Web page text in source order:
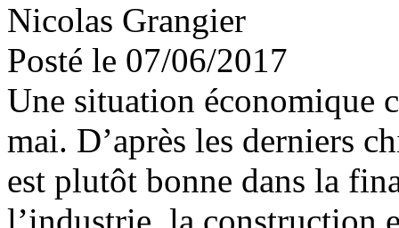
Nicolas Grangier
Posté le 07/06/2017
Une situation économique
mai. D’après les derniers
est plutôt bonne dans la